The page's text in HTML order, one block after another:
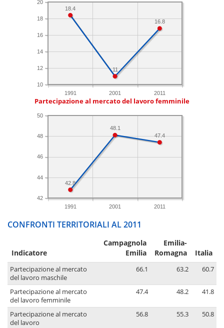
1991 2001 2011
10
12
14
16
18
20
16.8
11
18.4
Partecipazione al mercato del lavoro femminile
1991 2001 2011
42
44
46
48
50
47.4
48.1
42.8
CONFRONTI TERRITORIALI AL 2011
Indicatore
Campagnola
Emilia
Emilia-
Romagna
Italia
Partecipazione al mercato
del lavoro maschile
66.1 63.2 60.7
Partecipazione al mercato
del lavoro femminile
47.4 48.2 41.8
Partecipazione al mercato
del lavoro
56.8 55.3 50.8